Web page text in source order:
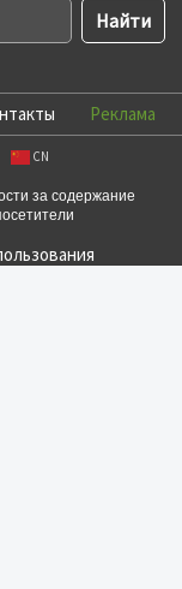
Реклама
CN
за содержание